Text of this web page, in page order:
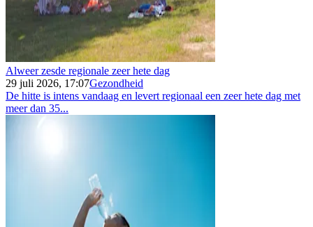
Alweer zesde regionale zeer hete dag
29 juli 2026, 17:07Gezondheid
De hitte is intens vandaag en levert regionaal een zeer hete dag met
meer dan 35...